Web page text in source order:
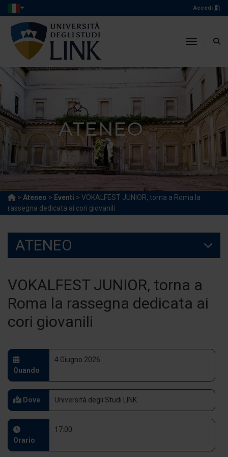
Accedi
toggle
ATENEO
> Ateneo > Eventi > VOKALFEST JUNIOR, torna a Roma la
rassegna dedicata ai cori giovanili
ATENEO
VOKALFEST JUNIOR, torna a
Roma la rassegna dedicata ai
cori giovanili
Quando
4 Giugno 2026
Dove Università degli Studi LINK
Orario
17:00